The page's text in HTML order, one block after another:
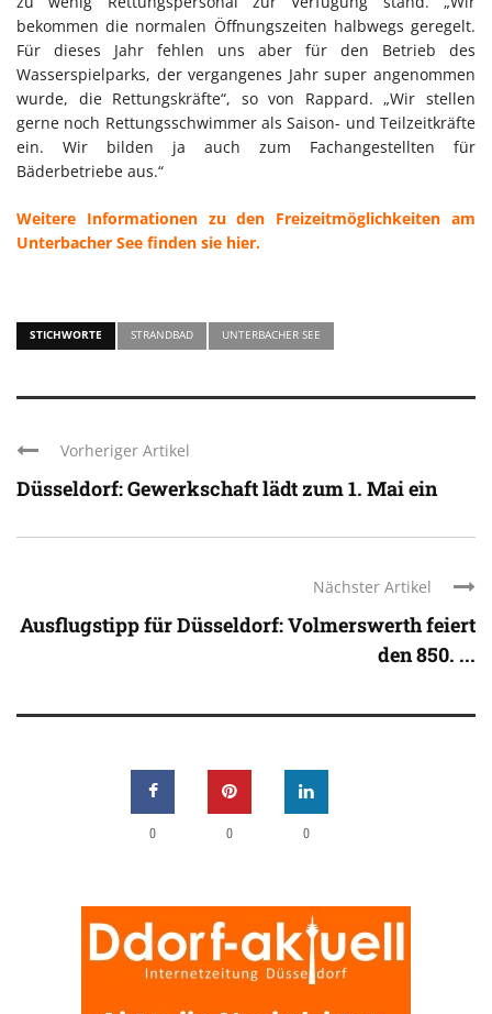
bekommen die normalen Öffnungszeiten halbwegs geregelt.
Für dieses Jahr fehlen uns aber für den Betrieb des
Wasserspielparks, der vergangenes Jahr super angenommen
wurde, die Rettungskräfte“, so von Rappard. „Wir stellen
gerne noch Rettungsschwimmer als Saison- und Teilzeitkräfte
ein. Wir bilden ja auch zum Fachangestellten für
Bäderbetriebe aus.“
Weitere Informationen zu den Freizeitmöglichkeiten am
Unterbacher See finden sie hier.
STICHWORTE STRANDBAD UNTERBACHER SEE
Vorheriger Artikel
Düsseldorf: Gewerkschaft lädt zum 1. Mai ein
Nächster Artikel
Ausflugstipp für Düsseldorf: Volmerswerth feiert
den 850. ...
0 0 0